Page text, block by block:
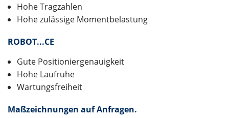
Hohe Tragzahlen
Hohe zulässige Momentbelastung
ROBOT...CE
Gute Positioniergenauigkeit
Hohe Laufruhe
Wartungsfreiheit
Maßzeichnungen auf Anfragen.